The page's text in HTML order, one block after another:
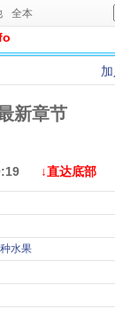
全本
新章节
↓直达底部
水果